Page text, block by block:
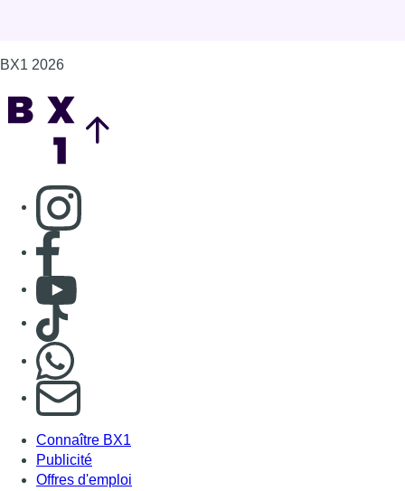
BX1 2026
Consulter page Instagram
Consulter page Facebook
Consulter Youtube
Consulter TikTok
S'abonner à notre newsletter
Connaître BX1
Publicité
Offres d'emploi